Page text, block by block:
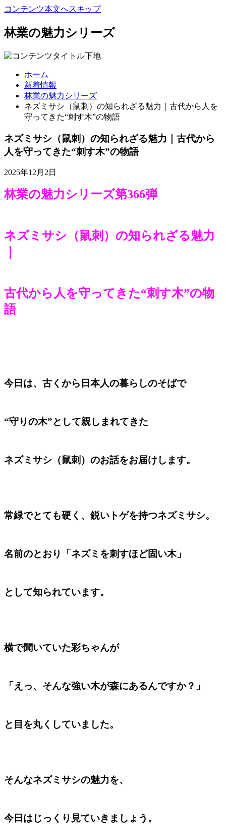
コンテンツ本文へスキップ
林業の魅力シリーズ
ホーム
新着情報
林業の魅力シリーズ
ネズミサシ（鼠刺）の知られざる魅力｜古代から人を
守ってきた“刺す木”の物語
ネズミサシ（鼠刺）の知られざる魅力｜古代から
人を守ってきた“刺す木”の物語
2025年12月2日
林業の魅力シリーズ第366弾
ネズミサシ（鼠刺）の知られざる魅力
古代から人を守ってきた“刺す木”の物
語
今日は、古くから日本人の暮らしのそばで
“守りの木”として親しまれてきた
ネズミサシ（鼠刺）のお話をお届けします。
常緑でとても硬く、鋭いトゲを持つネズミサシ。
名前のとおり「ネズミを刺すほど固い木」
と して知られています。
横で聞いていた彩ちゃんが
「えっ、そんな強い木が森にあるんですか？」
と目を丸くしていました。
そんなネズミサシの魅力を、
今日はじっくり見ていきましょう。